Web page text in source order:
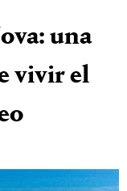
una
vivir el